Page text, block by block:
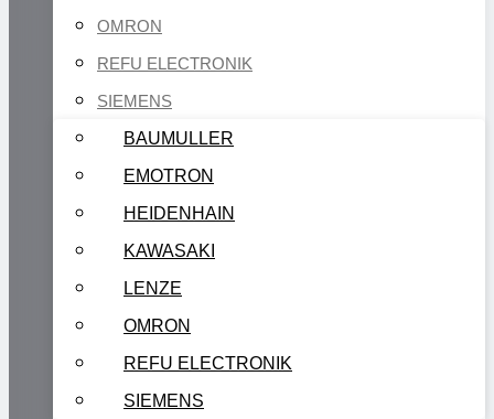
OMRON
REFU ELECTRONIK
SIEMENS
BAUMULLER
EMOTRON
HEIDENHAIN
KAWASAKI
LENZE
OMRON
REFU ELECTRONIK
SIEMENS